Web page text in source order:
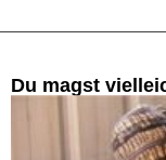
Du magst